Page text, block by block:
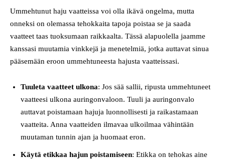
Ummehtunut haju vaatteissa voi olla ikävä ongelma, mutta
onneksi on olemassa tehokkaita tapoja poistaa se ja saada
vaatteet taas tuoksumaan raikkaalta. Tässä alapuolella jaamme
kanssasi muutamia vinkkejä ja menetelmiä, jotka auttavat sinua
pääsemään eroon ummehtuneesta hajusta vaatteissasi.
Tuuleta vaatteet ulkona: Jos sää sallii, ripusta ummehtuneet
vaatteesi ulkona auringonvaloon. Tuuli ja auringonvalo
auttavat poistamaan hajuja luonnollisesti ja raikastamaan
vaatteita. Anna vaatteiden ilmavaa ulkoilmaa vähintään
muutaman tunnin ajan ja huomaat eron.
Käytä etikkaa hajun poistamiseen: Etikka on tehokas aine